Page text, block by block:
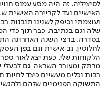
לסיציליה. זה היה מסע עמוס
האישיים ועד לקריירה
ועוצמתי וסיפק לשנינו תובנות
שלה וגם בכתיבה. כבר תוך כדי
בסדרה. בחצי השנה האחרונה
לחלוטין, גם אישית וגם בפן
הלקוחות שלי. כעת יצא לאור
מרתק ומעורר השראה, גם לבעלי
רבות וכלים מעשיים כיצד
התשוקה הפנימיים שלהם